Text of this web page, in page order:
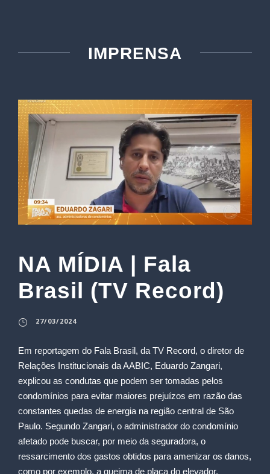
IMPRENSA
NA MÍDIA | Fala
Brasil (TV Record)
27/03/2024
Em reportagem do Fala Brasil, da TV Record, o diretor de
Relações Institucionais da AABIC, Eduardo Zangari,
explicou as condutas que podem ser tomadas pelos
condomínios para evitar maiores prejuízos em razão das
constantes quedas de energia na região central de São
Paulo. Segundo Zangari, o administrador do condomínio
afetado pode buscar, por meio da seguradora, o
ressarcimento dos gastos obtidos para amenizar os danos,
como por exemplo, a queima de placa do elevador.